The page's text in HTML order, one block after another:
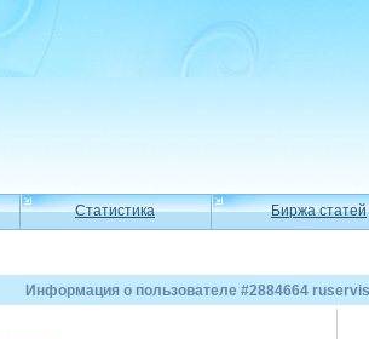
Статистика Биржа статей
Информация о пользователе #2884664